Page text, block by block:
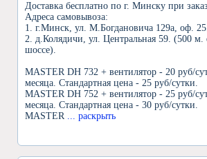
Доставка бесплатно по г. Минску при
Адреса самовывоза:
1. г.Минск, ул. М.Богдановича 129а, оф.
2. д.Колядичи, ул. Центральная 59. (500
шоссе).
MASTER DH 732 + вентилятор - 20 руб/
месяца. Стандартная цена - 25 руб/сутки.
MASTER DH 752 + вентилятор - 25 руб/
месяца. Стандартная цена - 30 руб/сутки.
MASTER ... раскрыть